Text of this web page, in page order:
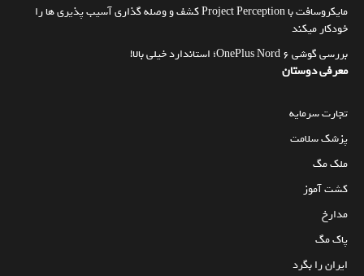
مایکروسافت با Project Perception کشف و وصله گذاری آسیب پذیری ها را
خودکار میکند
بررسی گوشی OnePlus Nord 6؛ استاندارد خیلی بالا!
معرفی دوستان
تجارت سرمایه
پزشک سلامت
ملک مگ
کشت آموز
مدارخ
پاک مگ
ایران را بگرد